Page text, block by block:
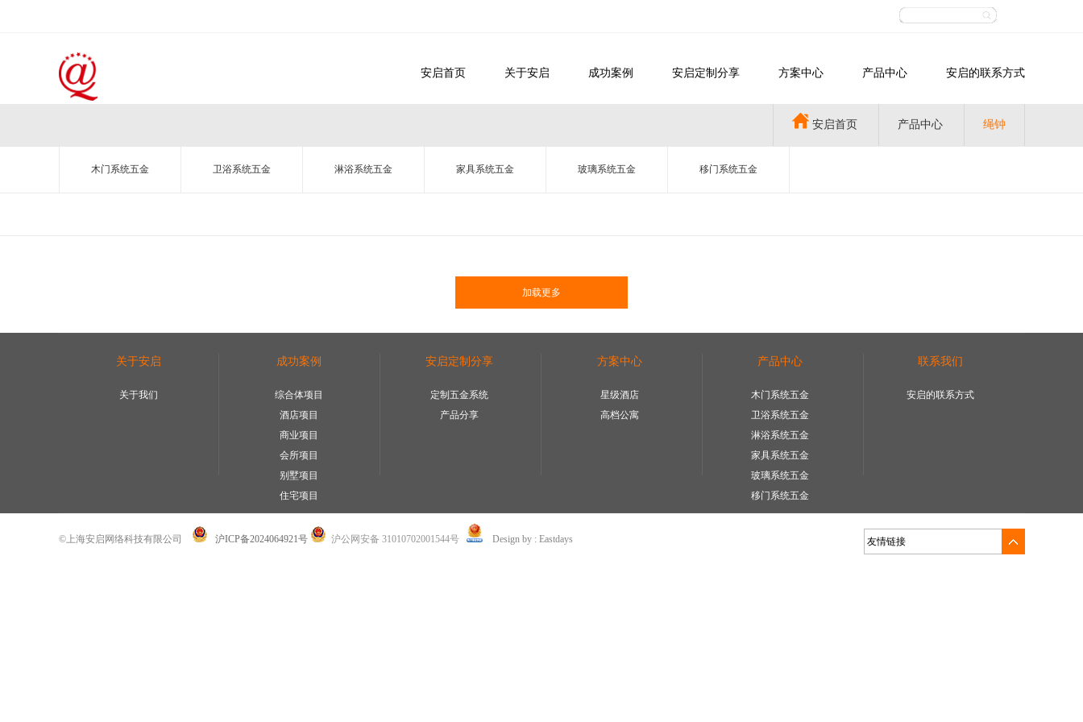
安启首页 关于安启 成功案例 安启定制分享 方案中心 产品中心 安启的联系方式
安启首页 产品中心 绳钟
木门系统五金 卫浴系统五金 淋浴系统五金 家具系统五金 玻璃系统五金 移门系统五金
加载更多
关于安启
关于我们
成功案例
综合体项目
酒店项目
商业项目
会所项目
别墅项目
住宅项目
安启定制分享
定制五金系统
产品分享
方案中心
星级酒店
高档公寓
产品中心
木门系统五金
卫浴系统五金
淋浴系统五金
家具系统五金
玻璃系统五金
移门系统五金
联系我们
安启的联系方式
©上海安启网络科技有限公司 沪ICP备2024064921号 沪公网安备 31010702001544号 Design by : Eastdays